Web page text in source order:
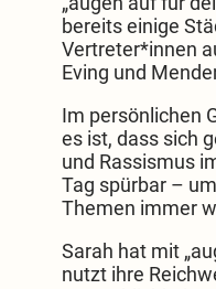
bereits einige
Vertreter*innen
Eving und
Im persönlichen
es ist, dass sich
und Rassismus
Tag spürbar –
Themen immer
Sarah hat mit
nutzt ihre
Sarah Connor mit der Auszeichnung "Frieden ohne Grenzen" von augen auf!